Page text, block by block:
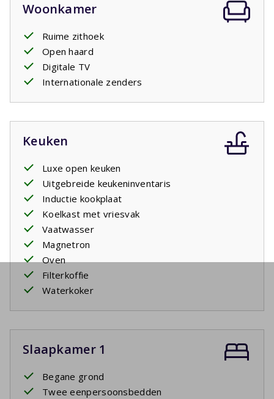
Woonkamer
Ruime zithoek
Open haard
Digitale TV
Internationale zenders
Keuken
Luxe open keuken
Uitgebreide keukeninventaris
Inductie kookplaat
Koelkast met vriesvak
Vaatwasser
Magnetron
Oven
Filterkoffie
Waterkoker
Slaapkamer 1
Begane grond
Twee eenpersoonsbedden